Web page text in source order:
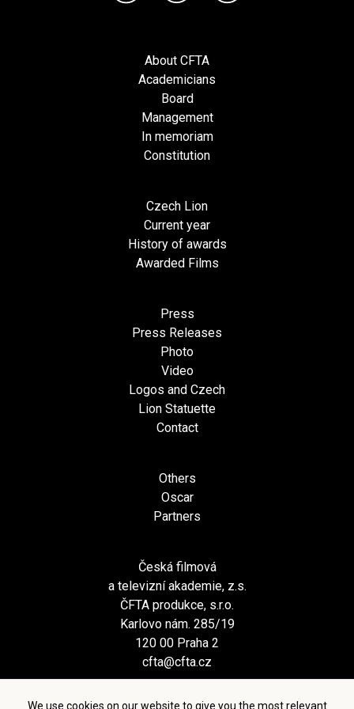
We use cookies on our website to give you the most relevant
About CFTA
Academicians
Board
Management
In memoriam
Constitution
Czech Lion
Current year
History of awards
Awarded Films
Press
Press Releases
Photo
Video
Logos and Czech
Lion Statuette
Contact
Others
Oscar
Partners
Česká filmová
a televizní akademie, z.s.
ČFTA produkce, s.r.o.
Karlovo nám. 285/19
120 00 Praha 2
cfta@cfta.cz